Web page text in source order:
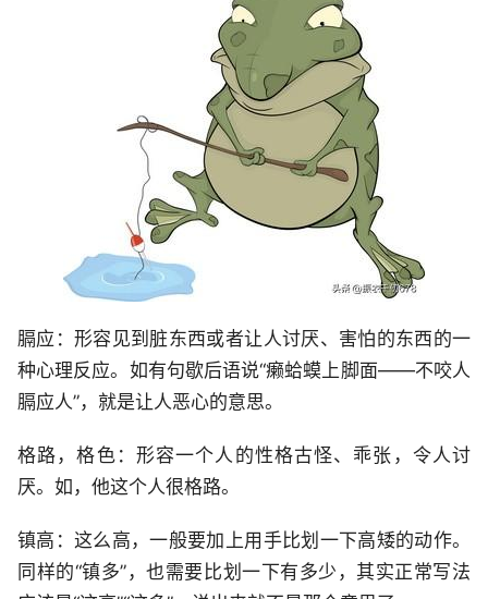
膈应：形容见到脏东西或者让人讨厌、害怕的东西的一
种心理反应。如有句歇后语说“癞蛤蟆上脚面——不咬人
膈应人”，就是让人恶心的意思。
格路，格色：形容一个人的性格古怪、乖张，令人讨
厌。如，他这个人很格路。
镇高：这么高，一般要加上用手比划一下高矮的动作。
同样的“镇多”，也需要比划一下有多少，其实正常写法